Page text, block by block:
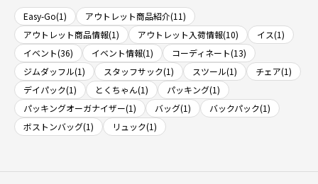
Easy-Go(1)
アウトレット商品紹介(11)
アウトレット商品情報(1)
アウトレット入荷情報(10)
イス(1)
イベント(36)
イベント情報(1)
コーディネート(13)
ジムダッフル(1)
スタッフサック(1) スツール(1)
チェア(1)
デイパック(1)
とくちゃん(1)
パッキング(1)
パッキングオーガナイザー(1)
バッグ(1)
バックパック(1)
ボストンバッグ(1)
リュック(1)